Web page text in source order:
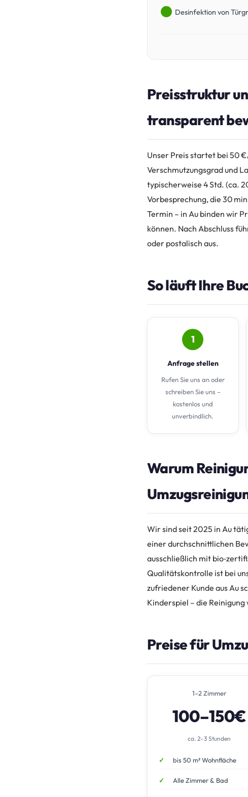
Desinfektion von
Preisstruktur
transparent
Unser Preis startet bei 50
Verschmutzungsgrad und
typischerweise 4 Std. (ca.
Vorbesprechung, die 30
Termin – in Au binden wir
können. Nach Abschluss
oder postalisch aus.
So läuft Ihre
1
Anfrage stellen
Rufen Sie uns an oder
schreiben Sie uns –
kostenlos und
unverbindlich.
Warum
Wir sind seit 2025 in Au
einer durchschnittlichen
ausschließlich mit
Qualitätskontrolle ist bei
zufriedener Kunde aus Au
Kinderspiel – die
Preise für
1–2 Zimmer
100–150€
ca. 2–3 Stunden
bis 50 m² Wohnfläche
Alle Zimmer & Bad